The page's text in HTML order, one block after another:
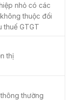
nhỏ có các
thuộc đối
thuế GTGT
thị
thường